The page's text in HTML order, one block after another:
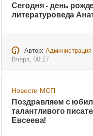
Сегодня - день
литературоведа
Автор: Администрация
Вчера, 00:27
Новости МСП
Поздравляем с
талантливого
Евсеева!